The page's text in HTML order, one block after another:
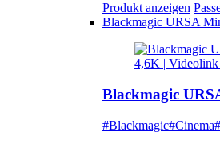
Produkt anzeigen
Blackmagic URSA
Blackmagic
#Blackmagic#Cinema